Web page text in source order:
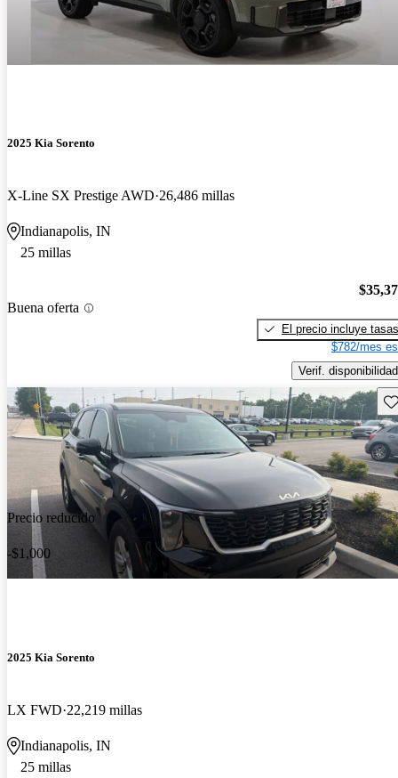
2025 Kia Sorento
X-Line SX Prestige AWD 26,486 millas
Indianapolis, IN
25 millas
Buena oferta
El precio incluye tasas
$782/mes
Verif. disponibilidad
Precio reducido
-$1,000
2025 Kia Sorento
LX FWD 22,219 millas
Indianapolis, IN
25 millas